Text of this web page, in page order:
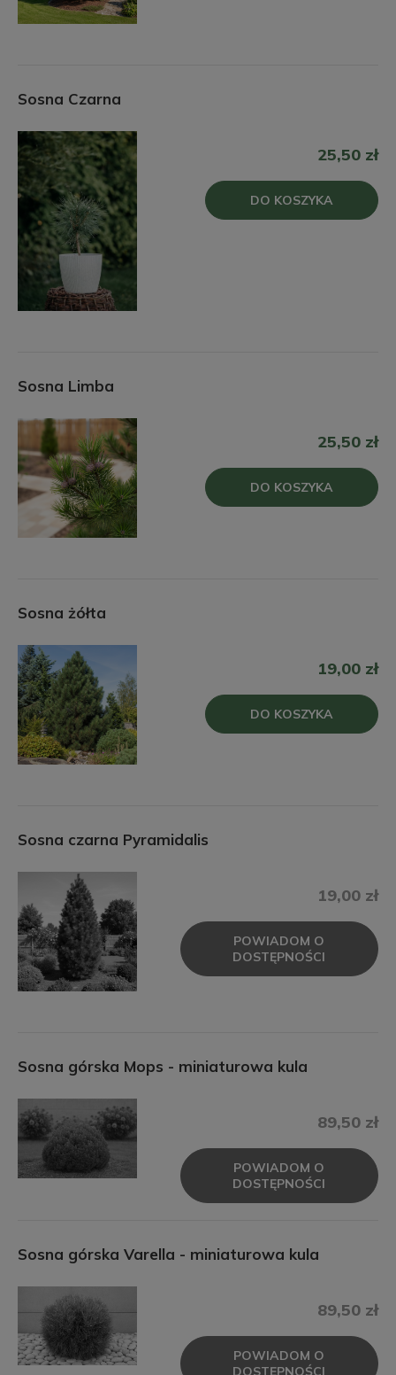
Sosna Czarna
25,50 zł
DO KOSZYKA
Sosna Limba
25,50 zł
DO KOSZYKA
Sosna żółta
19,00 zł
DO KOSZYKA
Sosna czarna Pyramidalis
19,00 zł
POWIADOM O
DOSTĘPNOŚCI
Sosna górska Mops - miniaturowa kula
89,50 zł
POWIADOM O
DOSTĘPNOŚCI
Sosna górska Varella - miniaturowa kula
89,50 zł
POWIADOM O
DOSTĘPNOŚCI